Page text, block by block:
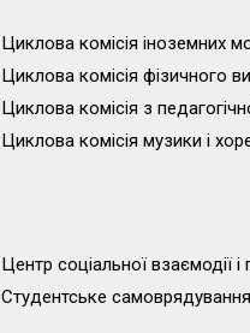
Циклова комісія іноземних
Циклова комісія фізичного
Циклова комісія з
Циклова комісія музики і
Центр соціальної взаємодії і
Студентське самоврядування